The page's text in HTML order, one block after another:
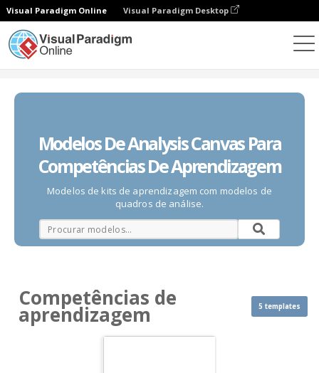
Visual Paradigm Online Visual Paradigm Desktop
Modelos De Analysis Canvas Para
Competências De Aprendizagem
Modelos de kits de aprendizagem com modelos de
quadros de análise.
Competências de
aprendizagem 5 templates